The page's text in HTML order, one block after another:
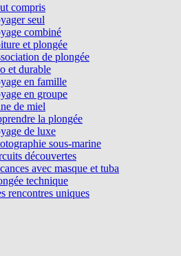
compris
seul
combiné
et plongée
de plongée
et durable
en famille
en groupe
de miel
la plongée
de luxe
sous-marine
découvertes
avec masque et tuba
technique
rencontres uniques